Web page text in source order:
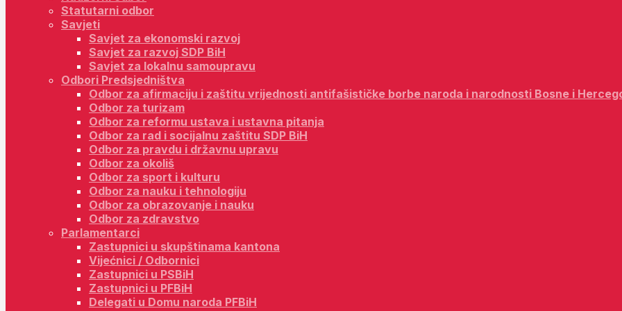
Statutarni odbor
Savjeti
Savjet za ekonomski razvoj
Savjet za razvoj SDP BiH
Savjet za lokalnu samoupravu
Odbori Predsjedništva
Odbor za afirmaciju i zaštitu vrijednosti antifašističke borbe naroda i narodnosti Bosne i
Odbor za turizam
Odbor za reformu ustava i ustavna pitanja
Odbor za rad i socijalnu zaštitu SDP BiH
Odbor za pravdu i državnu upravu
Odbor za okoliš
Odbor za sport i kulturu
Odbor za nauku i tehnologiju
Odbor za obrazovanje i nauku
Odbor za zdravstvo
Parlamentarci
Zastupnici u skupštinama kantona
Vijećnici / Odbornici
Zastupnici u PSBiH
Zastupnici u PFBiH
Delegati u Domu naroda PFBiH